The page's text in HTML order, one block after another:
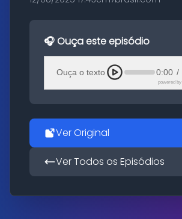
🎧 Ouça este episódio
Ouça o texto 0:00 /
powered by
Ver Original
Ver Todos os Episódios